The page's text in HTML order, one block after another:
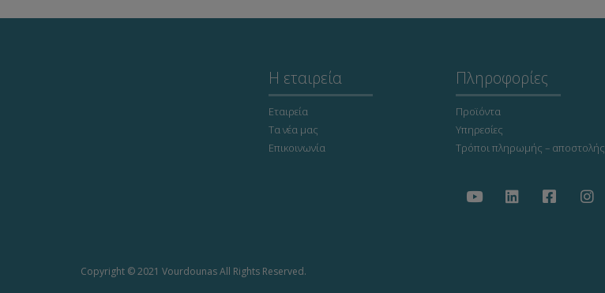
Η εταιρεία
Εταιρεία
Τα νέα μας
Επικοινωνία
Πληροφορίες
Προϊόντα
Υπηρεσίες
Τρόποι πληρωμής – αποστολής
Copyright © 2021 Vourdounas All Rights Reserved.